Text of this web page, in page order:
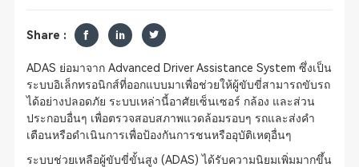
Share :
ADAS ย่อมาจาก Advanced Driver Assistance System ซึ่งเป็น
ระบบอิเล็กทรอนิกส์ที่ออกแบบมาเพื่อช่วยให้ผู้ขับขี่สามารถขับรถ
ได้อย่างปลอดภัย ระบบเหล่านี้อาศัยเซ็นเซอร์ กล้อง และส่วน
ประกอบอื่นๆ เพื่อตรวจสอบสภาพแวดล้อมรอบๆ รถและส่งคำ
เตือนหรือดำเนินการเพื่อป้องกันการชนหรืออุบัติเหตุอื่นๆ
ระบบช่วยเหลือผู้ขับขี่ขั้นสูง (ADAS) ได้รับความนิยมเพิ่มมากขึ้น